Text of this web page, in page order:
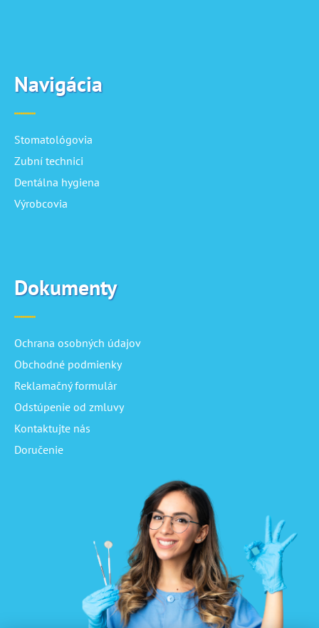
Navigácia
Stomatológovia
Zubní technici
Dentálna hygiena
Výrobcovia
Dokumenty
Ochrana osobných údajov
Obchodné podmienky
Reklamačný formulár
Odstúpenie od zmluvy
Kontaktujte nás
Doručenie